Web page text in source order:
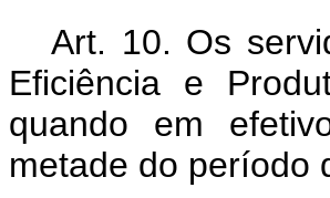
Art. 10. Os
Eficiência e
quando em
metade do período